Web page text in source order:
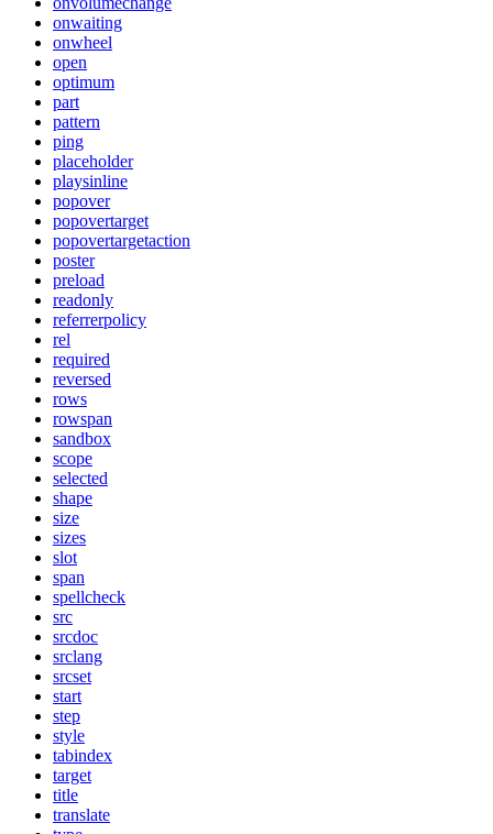
onwaiting
onwheel
open
optimum
part
pattern
ping
placeholder
playsinline
popover
popovertarget
popovertargetaction
poster
preload
readonly
referrerpolicy
rel
required
reversed
rows
rowspan
sandbox
scope
selected
shape
size
sizes
slot
span
spellcheck
src
srcdoc
srclang
srcset
start
step
style
tabindex
target
title
translate